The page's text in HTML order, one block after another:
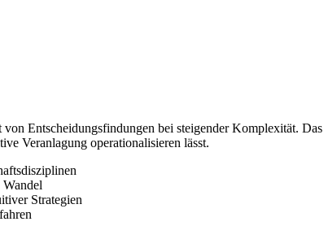
Entscheidungsfindungen bei steigender Komplexität.
Veranlagung operationalisieren lässt.
Strategien